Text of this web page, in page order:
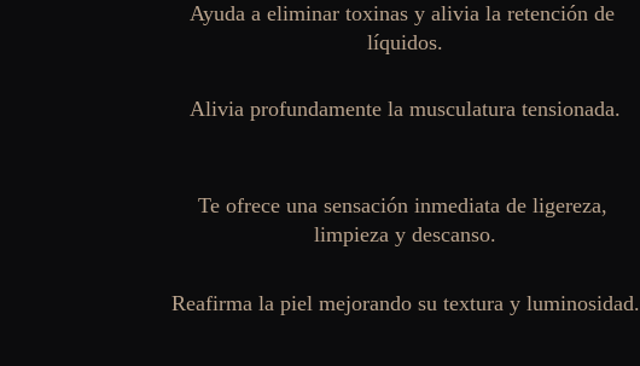
Ayuda a eliminar toxinas y alivia la retención de
líquidos.
Alivia profundamente la musculatura tensionada.
Reafirma la piel mejorando su textura y luminosidad.
Te ofrece una sensación inmediata de ligereza,
limpieza y descanso.